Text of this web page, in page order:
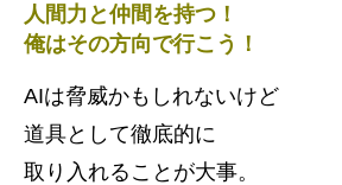
人間力と仲間を持つ！
俺はその方向で行こう！
AIは脅威かもしれないけど
道具として徹底的に
取り入れることが大事。